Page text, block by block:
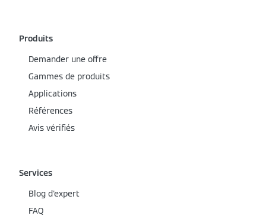
Produits
Demander une offre
Gammes de produits
Applications
Références
Avis vérifiés
Services
Blog d'expert
FAQ